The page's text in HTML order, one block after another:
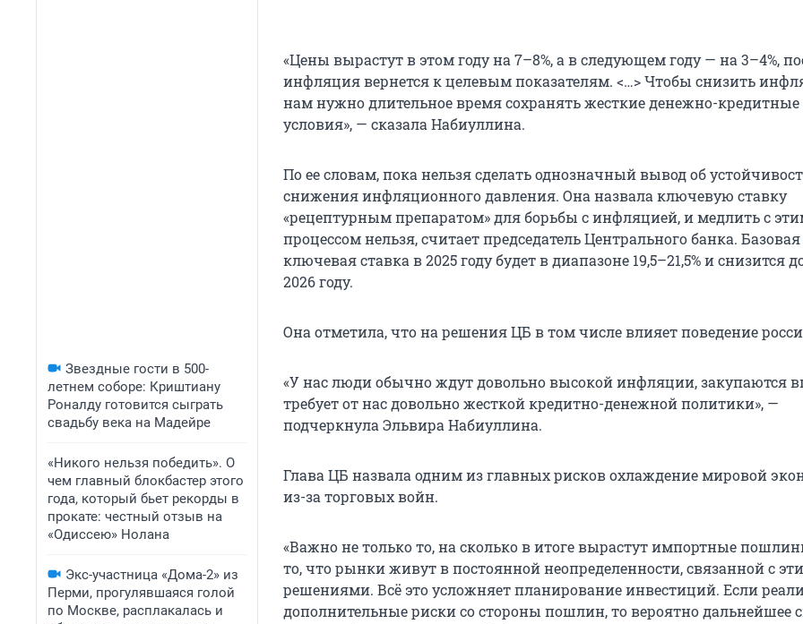
Звездные гости в 500-
летнем соборе: Криштиану
Роналду готовится сыграть
свадьбу века на Мадейре
«Никого нельзя победить». О
чем главный блокбастер этого
года, который бьет рекорды в
прокате: честный отзыв на
«Одиссею» Нолана
Экс-участница «Дома-2» из
Перми, прогулявшаяся голой
по Москве, расплакалась и
«Цены вырастут в этом году на 7–8%, а в следующем году — на 3–4%,
инфляция вернется к целевым показателям. <…> Чтобы снизить
нам нужно длительное время сохранять жесткие денежно-кредитные
условия», — сказала Набиуллина.
По ее словам, пока нельзя сделать однозначный вывод об
снижения инфляционного давления. Она назвала ключевую ставку
«рецептурным препаратом» для борьбы с инфляцией, и медлить с
процессом нельзя, считает председатель Центрального банка. Базовая
ключевая ставка в 2025 году будет в диапазоне 19,5–21,5% и снизится
2026 году.
Она отметила, что на решения ЦБ в том числе влияет поведение
«У нас люди обычно ждут довольно высокой инфляции, закупаются
требует от нас довольно жесткой кредитно-денежной политики», —
подчеркнула Эльвира Набиуллина.
Глава ЦБ назвала одним из главных рисков охлаждение мировой
из-за торговых войн.
«Важно не только то, на сколько в итоге вырастут импортные
то, что рынки живут в постоянной неопределенности, связанной с
решениями. Всё это усложняет планирование инвестиций. Если
дополнительные риски со стороны пошлин, то вероятно дальнейшее